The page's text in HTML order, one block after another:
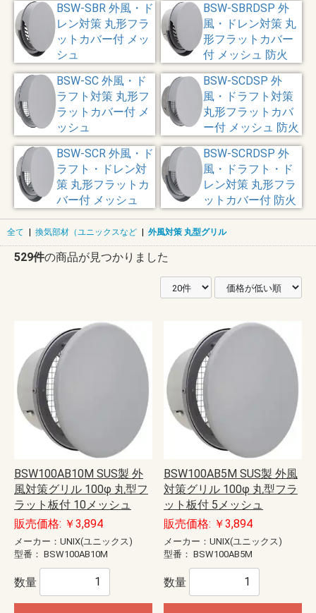
BSW-SBR 外風・ド
レン対策 丸形フラ
ットカバー付 メッ
シュ
BSW-SBRDSP 外
風・ドレン対策 丸
形フラットカバー
付 メッシュ 防火
BSW-SC 外風・ド
ラフト対策 丸形フ
ラットカバー付 メ
ッシュ
BSW-SCDSP 外
風・ドラフト対策
丸形フラットカバ
ー付 メッシュ 防火
BSW-SCR 外風・ド
ラフト・ドレン対
策 丸形フラットカ
バー付 メッシュ
BSW-SCRDSP 外
風・ドラフト・ド
レン対策 丸形フラ
ットカバー付 防火
全て | 換気部材（ユニックスなど | 外風対策 丸型グリル
529件の商品が見つかりました
BSW100AB10M SUS製 外
風対策グリル 100φ 丸型フ
ラット板付 10メッシュ
販売価格: ￥3,894
メーカー：UNIX(ユニックス)
型番： BSW100AB10M
数量
BSW100AB5M SUS製 外風
対策グリル 100φ 丸型フラ
ット板付 5メッシュ
販売価格: ￥3,894
メーカー：UNIX(ユニックス)
型番： BSW100AB5M
数量